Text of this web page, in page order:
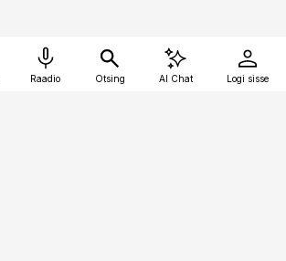
Raadio Otsing AI Chat Logi sisse